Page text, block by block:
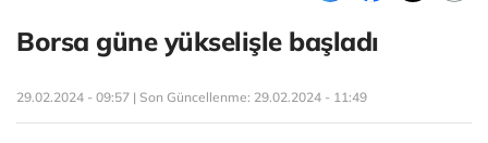
Borsa güne yükselişle başladı
29.02.2024 - 09:57 | Son Güncellenme: 29.02.2024 - 11:49